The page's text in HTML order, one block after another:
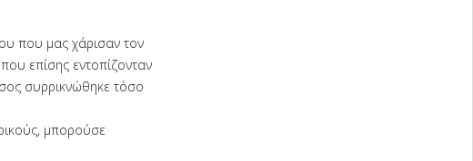
που μας χάρισαν τον
επίσης εντοπίζονταν
συρρικνώθηκε τόσο
μπορούσε